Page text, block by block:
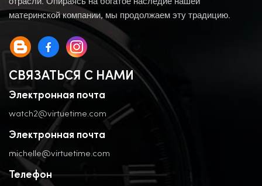
отрасли. Опираясь на богатое наследие нашей
материнской компании, мы продолжаем эту традицию.
СВЯЗАТЬСЯ С НАМИ
Электронная почта
watch2@virtuetime.com
Электронная почта
michelle@virtuetime.com
Телефон